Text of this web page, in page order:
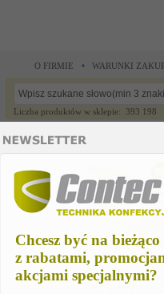
Chcesz być na bieżąco
z rabatami,
akcjami specjalnymi?
O FIRMIE WARUNKI
Liczba produktów w sklepie: 393 198
CZĘŚCI ZAMIENNE